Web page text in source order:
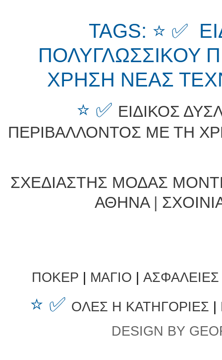
TAGS: ⭐ ✅
ΠΟΛΥΓΛΩΣΣΙΚΟΥ
ΧΡΗΣΗ ΝΕΑΣ
⭐ ✅ ΕΙΔΙΚΟΣ
ΠΕΡΙΒΑΛΛΟΝΤΟΣ ΜΕ ΤΗ
ΣΧΕΔΙΑΣΤΗΣ ΜΟΔΑΣ
ΑΘΗΝΑ|
ΠΟΚΕΡ ΜΑΓΙΟ
⭐ ✅ ΟΛΕΣ Η ΚΑΤΗΓΟΡΙΕΣ
DESIGN BY